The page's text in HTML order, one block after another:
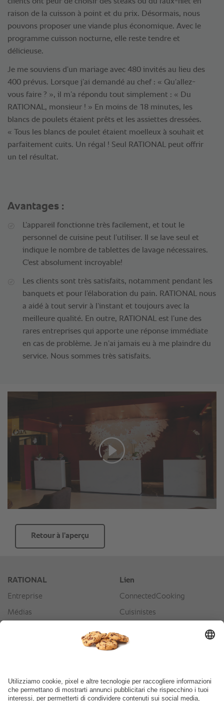
raison de la cuisson à point et du prix. Désormais, nous
pouvons proposer une viande plus économique. Avec le
programme cuisson nocturne, elle reste tendre et
délicieuse.
Je me souviens d’un mariage avec 480 invités au lieu des
400 prévus. Lorsque j’ai demandé au chef : « Qu’allez-
vous faire ? », il m’a répondu tout simplement : « Du
RATIONAL, monsieur ! » En moins de 18 minutes, les
blancs de poulets étaient prêts et les assiettes dressées.
« Tous les blancs de poulet étaient moelleux à souhait et
parfaitement cuits. Un régal ! Seul RATIONAL peut offrir
un tel résultat.
Avantages :
L’appareil fonctionne très facilement, et tout le
personnel de cuisine peut l’utiliser. Il se lave seul et
indique le nombre de tablettes de lavage nécessaires.
C'est absolument incroyable!
Les clients sont très satisfaits, notamment pendant les
banquets et pour l’élaboration du pain. RATIONAL nous
a aidé à tout servir à l’instant et toujours avec la
meilleure qualité. En outre, RATIONAL est l’une des
rares entreprises qui apporte une réponse immédiate
en cas de problème. Je n’ai jamais eu à me plaindre du
service. Nous sommes très satisfaits.
Retour à l’aperçu